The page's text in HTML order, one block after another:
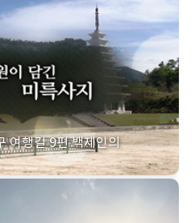
여행길 9편 백제인의